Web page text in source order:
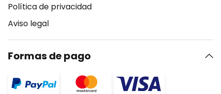
Política de privacidad
Aviso legal
Formas de pago